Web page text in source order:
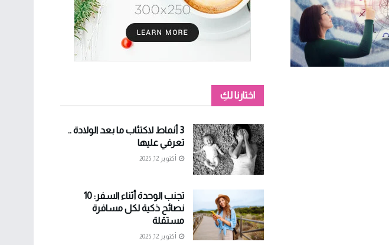
اختارنا لكِ
3 أنماط لاكتئاب ما بعد الولادة ..
تعرفي عليها
أكتوبر 12, 2025
تجنب الوحدة أثناء السفر: 10
نصائح ذكية لكل مسافرة
مستقلة
أكتوبر 12, 2025